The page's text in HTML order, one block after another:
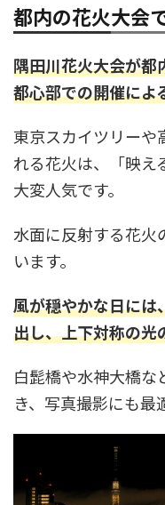
都内の花火大会
隅田川花火大会が都
都心部での開催によ
東京スカイツリーや
れる花火は、「映え
大変人気です。
水面に反射する花火
います。
風が穏やかな日には
出し、上下対称の光
白髭橋や水神大橋
き、写真撮影にも最